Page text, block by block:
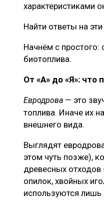
характеристиками
Найти ответы на
Начнём с простого:
биотоплива.
От «А» до «Я»: что
Евродрова — это
топлива. Иначе их
внешнего вида.
Выглядят
этом чуть позже),
древесных
опилок, хвойных
используются лишь